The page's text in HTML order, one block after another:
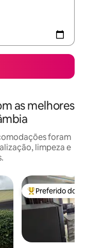
as melhores
foram
limpeza e
Entre os
Preferido dos